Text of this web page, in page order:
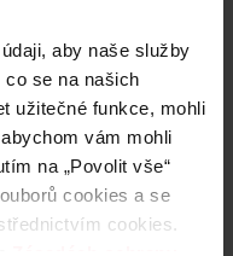
aby naše služby
se na našich
užitečné funkce, mohli
vám mohli
na „Povolit vše“
cookies a se
cookies.